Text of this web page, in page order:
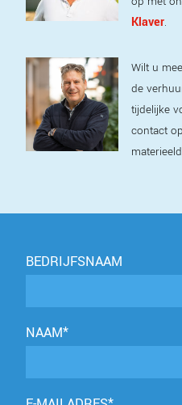
Klaver.
Wilt u
de
tijdelijke
contact
BEDRIJFSNAAM
NAAM*